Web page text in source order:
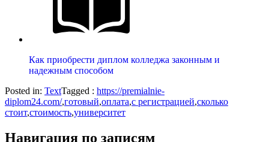
Как приобрести диплом колледжа законным и
надежным способом
Posted in: TextTagged : https://premialnie-
diplom24.com/,готовый,оплата,с регистрацией,сколько
стоит,стоимость,университет
Навигация по записям